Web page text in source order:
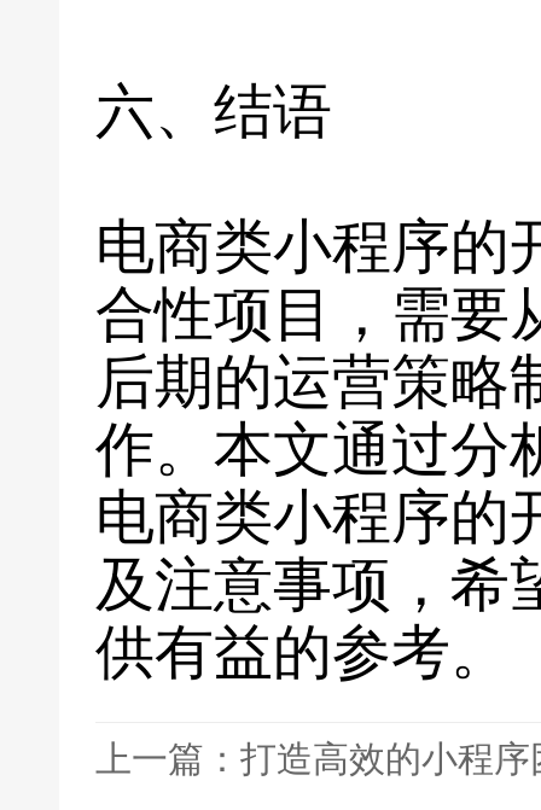
六、结语
电商类小程序的
合性项目，需要
后期的运营策略
作。本文通过分
电商类小程序的
及注意事项，希
供有益的参考。
上一篇：打造高效的小程